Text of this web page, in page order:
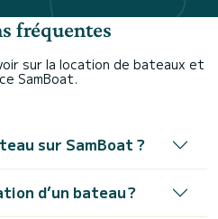
fréquentes
sur la location de bateaux et
SamBoat.
sur SamBoat ?
d’un bateau ?